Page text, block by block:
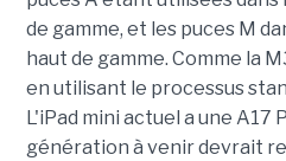
de gamme, et les puces M
haut de gamme. Comme la
en utilisant le processus
L'iPad mini actuel a une A17
génération à venir devrait